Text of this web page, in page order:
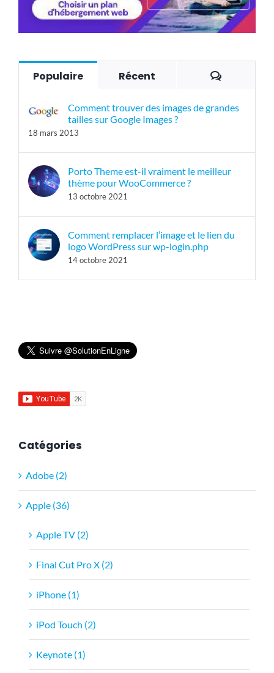
Populaire Récent
Comment trouver des images de grandes
tailles sur Google Images ?
18 mars 2013
Porto Theme est-il vraiment le meilleur
thème pour WooCommerce ?
13 octobre 2021
Comment remplacer l’image et le lien du
logo WordPress sur wp-login.php
14 octobre 2021
Catégories
Adobe (2)
Apple (36)
Apple TV (2)
Final Cut Pro X (2)
iPhone (1)
iPod Touch (2)
Keynote (1)